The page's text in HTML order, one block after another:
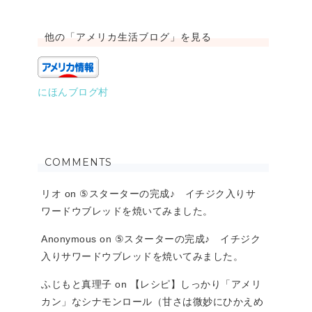
他の「アメリカ生活ブログ」を見る
にほんブログ村
COMMENTS
リオ on ⑤スターターの完成♪ イチジク入りサ
ワードウブレッドを焼いてみました。
Anonymous on ⑤スターターの完成♪ イチジク
入りサワードウブレッドを焼いてみました。
ふじもと真理子 on
【レシピ】しっかり「アメリ
カン」なシナモンロール（甘さは微妙にひかえめ